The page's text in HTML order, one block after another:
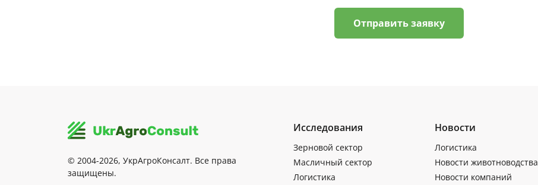
Отправить заявку
© 2004-2026, УкрАгроКонсалт. Все права
защищены.
Исследования
Зерновой сектор
Масличный сектор
Логистика
Новости
Логистика
Новости животноводства
Новости компаний